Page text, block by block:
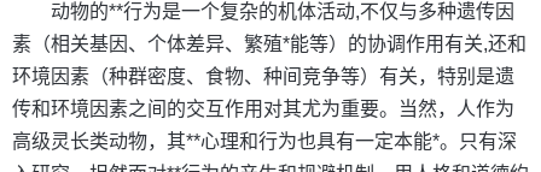
动物的**行为是一个复杂的机体活动,不仅与多种遗传因
素（相关基因、个体差异、繁殖*能等）的协调作用有关,还和
环境因素（种群密度、食物、种间竞争等）有关，特别是遗
传和环境因素之间的交互作用对其尤为重要。当然，人作为
高级灵长类动物，其**心理和行为也具有一定本能*。只有深